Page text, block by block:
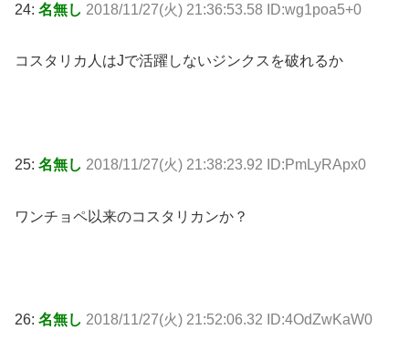
24: 名無し 2018/11/27(火) 21:36:53.58 ID:wg1poa5+0
コスタリカ人はJで活躍しないジンクスを破れるか
25: 名無し 2018/11/27(火) 21:38:23.92 ID:PmLyRApx0
ワンチョペ以来のコスタリカンか？
26: 名無し 2018/11/27(火) 21:52:06.32 ID:4OdZwKaW0